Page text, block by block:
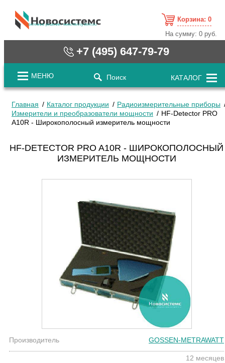
cистемные решения / www.novosystems.ru
Корзина: 0
На сумму:0 руб.
+7 (495) 647-79-79
МЕНЮ Поиск КАТАЛОГ
Главная Каталог продукции
Радиоизмерительные приборы
Измерители и преобразователи мощности
HF-Detector PRO
A10R - Широкополосный измеритель мощности
HF-DETECTOR PRO A10R - ШИРОКОПОЛОСНЫЙ
ИЗМЕРИТЕЛЬ МОЩНОСТИ
Производитель GOSSEN-METRAWATT
12 месяцев